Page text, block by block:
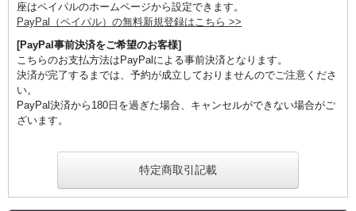
座はペイパルのホームページから設定できます。
PayPal（ペイパル）の無料新規登録はこちら >>
[PayPal事前決済をご希望のお客様]
こちらのお支払方法はPayPalによる事前決済となります。
決済が完了するまでは、予約が成立しておりませんのでご注意くださ
い。
PayPal決済から180日を過ぎた場合、キャンセルができない場合がご
ざいます。
特定商取引記載